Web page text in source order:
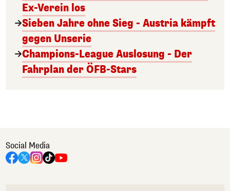
Ex-Verein los
Sieben Jahre ohne Sieg - Austria kämpft
gegen Unserie
Champions-League Auslosung - Der
Fahrplan der ÖFB-Stars
Social Media